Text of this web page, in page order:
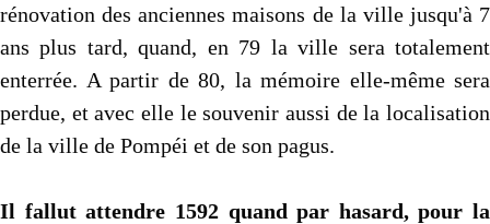
rénovation des anciennes maisons de la ville jusqu'à 7
ans plus tard, quand, en 79 la ville sera totalement
enterrée. A partir de 80, la mémoire elle-même sera
perdue, et avec elle le souvenir aussi de la localisation
de la ville de Pompéi et de son pagus.
Il fallut attendre 1592 quand par hasard, pour la